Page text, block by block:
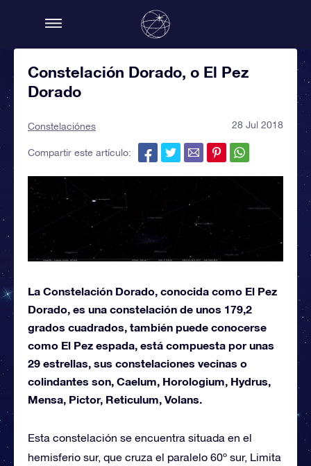
Constelación Dorado, o El Pez
Dorado
Constelaciónes 28 Jul 2018
Compartir este artículo:
La Constelación Dorado, conocida como El Pez
Dorado, es una constelación de unos 179,2
grados cuadrados, también puede conocerse
como El Pez espada, está compuesta por unas
29 estrellas, sus constelaciones vecinas o
colindantes son, Caelum, Horologium, Hydrus,
Mensa, Pictor, Reticulum, Volans.
Esta constelación se encuentra situada en el
hemisferio sur, que cruza el paralelo 60º sur, Limita